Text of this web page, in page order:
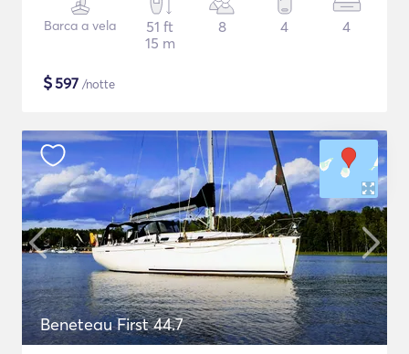
Barca a vela
51 ft
15 m
8 4 4
$597 /notte
Beneteau First 44.7